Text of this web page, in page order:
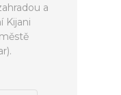
a
Kijani